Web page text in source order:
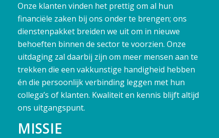
Onze klanten vinden het prettig om al hun
financiële zaken bij ons onder te brengen; ons
dienstenpakket breiden we uit om in nieuwe
behoeften binnen de sector te voorzien. Onze
uitdaging zal daarbij zijn om meer mensen aan te
trekken die een vakkunstige handigheid hebben
én die persoonlijk verbinding leggen met hun
collega’s of klanten. Kwaliteit en kennis blijft altijd
ons uitgangspunt.
MISSIE